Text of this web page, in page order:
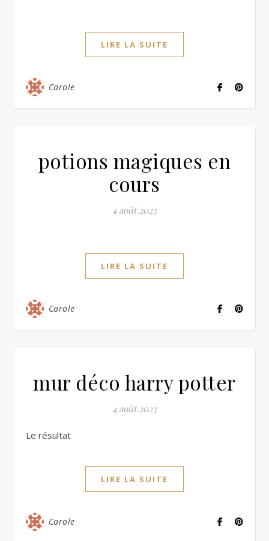
LIRE LA SUITE
Carole
potions magiques en
cours
4 août 2023
LIRE LA SUITE
Carole
mur déco harry potter
4 août 2023
Le résultat
LIRE LA SUITE
Carole